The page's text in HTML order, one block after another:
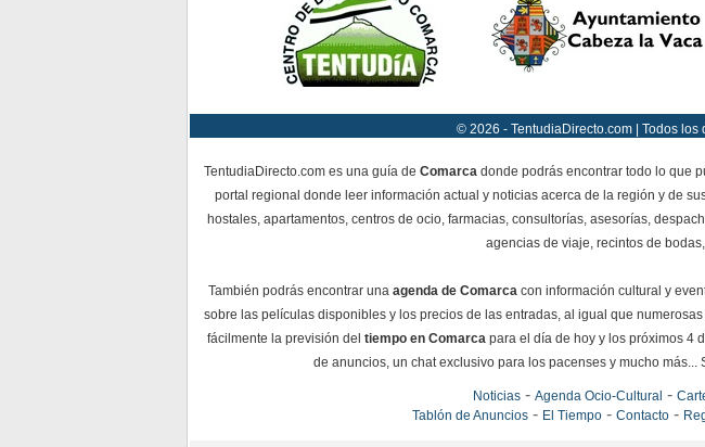
© 2026 - TentudiaDirecto.com | Todos
TentudiaDirecto.com es una guía de Comarca donde podrás encontrar todo lo que
portal regional donde leer información actual y noticias acerca de la región y de
hostales, apartamentos, centros de ocio, farmacias, consultorías, asesorías,
agencias de viaje, recintos de
También podrás encontrar una agenda de Comarcacon información cultural y
sobre las películas disponibles y los precios de las entradas, al igual que numerosas
fácilmente la previsión del tiempo en Comarca para el día de hoy y los próximos 4
de anuncios, un chat exclusivo para los pacenses y mucho
Noticias- Agenda Ocio-Cultural -
Tablón de Anuncios- El Tiempo- Contacto-